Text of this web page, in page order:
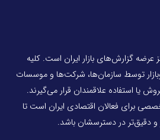
عرضه گزارش‌های بازار ایران است. کلیه
توسط سازمان‌ها، شرکت‌ها و موسسات
یا استفاده علاقمندان قرار می‌گیرند.
برای فعالان اقتصادی ایران است تا
و دقیق‌تر در دسترسشان باشد.